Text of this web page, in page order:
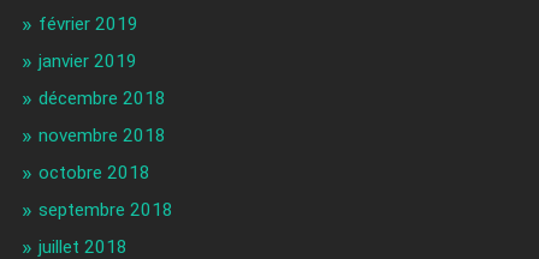
février 2019
janvier 2019
décembre 2018
novembre 2018
octobre 2018
septembre 2018
juillet 2018